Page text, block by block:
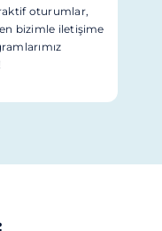
oturumlar,
bizimle iletişime